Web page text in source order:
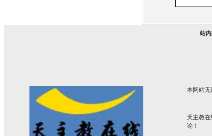
站内
本网站无
天主教
论！